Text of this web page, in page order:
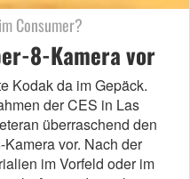
Consumer?
8-Kamera vor
Kodak da im Gepäck.
der CES in Las
überraschend den
vor. Nach der
im Vorfeld oder im